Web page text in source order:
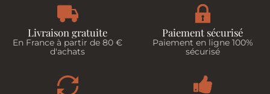
Livraison gratuite
En France à partir de 80 €
d'achats
Paiement sécurisé
Paiement en ligne 100%
sécurisé